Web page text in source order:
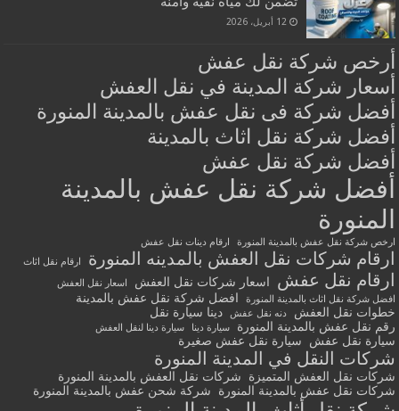
12 أبريل، 2026
أرخص شركة نقل عفش
أسعار شركة المدينة في نقل العفش
أفضل شركة فى نقل عفش بالمدينة المنورة
أفضل شركة نقل اثاث بالمدينة
أفضل شركة نقل عفش
أفضل شركة نقل عفش بالمدينة
المنورة
ارخص شركة نقل عفش بالمدينة المنورة ارقام دينات نقل عفش
ارقام شركات نقل العفش بالمدينه المنورة ارقام نقل اثاث
ارقام نقل عفش اسعار شركات نقل العفش
اسعار نقل العفش
افضل شركة نقل اثاث بالمدينة المنورة
افضل شركة نقل عفش بالمدينة
خطوات نقل العفش
دنه نقل عفش
دينا سيارة نقل
رقم نقل عفش بالمدينة المنورة
سيارة دينا سيارة دينا لنقل العفش
سيارة نقل عفش سيارة نقل عفش صغيرة
شركات النقل في المدينة المنورة
شركات نقل العفش المتميزة
شركات نقل العفش بالمدينة المنورة
شركات نقل عفش بالمدينة المنورة
شركة شحن عفش بالمدينة المنورة